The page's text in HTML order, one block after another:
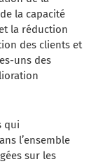
la capacité
la réduction
des clients et
uns des
qui
l’ensemble
sur les